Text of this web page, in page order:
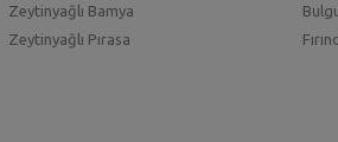
Zeytinyağlı Bamya
Zeytinyağlı Pırasa